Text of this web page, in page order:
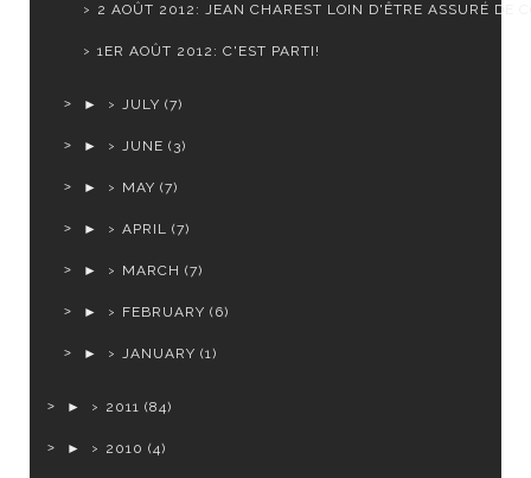
2 AOÛT 2012: JEAN CHAREST LOIN D'ÊTRE ASSURÉ DE
1ER AOÛT 2012: C'EST PARTI!
► JULY (7)
► JUNE (3)
► MAY (7)
► APRIL (7)
► MARCH (7)
► FEBRUARY (6)
► JANUARY (1)
► 2011 (84)
► 2010 (4)